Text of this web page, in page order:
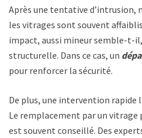
Après une tentative d’intrusion,
les vitrages sont souvent
impact, aussi mineur semble-t-
structurelle. Dans ce cas, un
pour renforcer la sécurité.
De plus, une intervention rapide
Le remplacement par un
est souvent conseillé. Des